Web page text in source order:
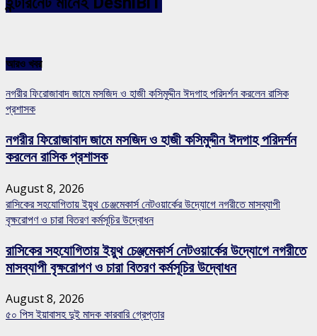
আরও খবর
নগরীর ফিরোজাবাদ জামে মসজিদ ও হাজী কসিমুদ্দীন ঈদগাহ পরিদর্শন করলেন রাসিক
প্রশাসক
নগরীর ফিরোজাবাদ জামে মসজিদ ও হাজী কসিমুদ্দীন ঈদগাহ পরিদর্শন
করলেন রাসিক প্রশাসক
August 8, 2026
রাসিকের সহযোগিতায় ইয়ুথ চেঞ্জমেকার্স নেটওয়ার্কের উদ্যোগে নগরীতে মাসব্যাপী
বৃক্ষরোপণ ও চারা বিতরণ কর্মসূচির উদ্বোধন
রাসিকের সহযোগিতায় ইয়ুথ চেঞ্জমেকার্স নেটওয়ার্কের উদ্যোগে নগরীতে
মাসব্যাপী বৃক্ষরোপণ ও চারা বিতরণ কর্মসূচির উদ্বোধন
August 8, 2026
৫০ পিস ইয়াবাসহ দুই মাদক কারবারি গ্রেপ্তার